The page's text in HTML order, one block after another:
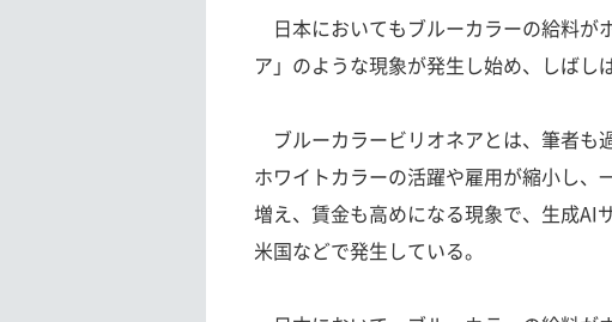
日本においてもブルーカラーの給料が
ア」のような現象が発生し始め、しばし
ブルーカラービリオネアとは、筆者も
ホワイトカラーの活躍や雇用が縮小し
増え、賃金も高めになる現象で、生成AI
米国などで発生している。